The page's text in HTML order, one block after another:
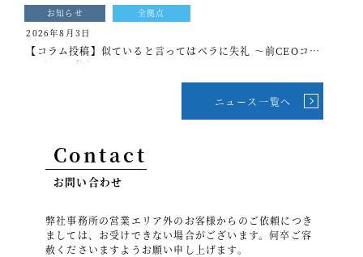
Twitter
Facebook
お知らせ 全拠点
2026年8月3日
【コラム投稿】似ていると言ってはベラに失礼 ～前CEOコラ
ム[もっと光を]vol.339
ニュース一覧へ
Contact
お問い合わせ
弊社事務所の営業エリア外のお客様からのご依頼につき
ましては、お受けできない場合がございます。何卒ご容
赦くださいますようお願い申し上げます。